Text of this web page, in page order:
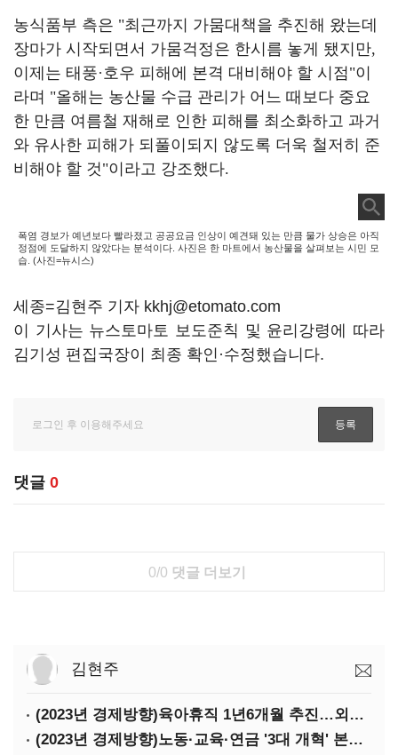
농식품부 측은 "최근까지 가뭄대책을 추진해 왔는데
장마가 시작되면서 가뭄걱정은 한시름 놓게 됐지만,
이제는 태풍·호우 피해에 본격 대비해야 할 시점"이
라며 "올해는 농산물 수급 관리가 어느 때보다 중요
한 만큼 여름철 재해로 인한 피해를 최소화하고 과거
와 유사한 피해가 되풀이되지 않도록 더욱 철저히 준
비해야 할 것"이라고 강조했다.
폭염 경보가 예년보다 빨라졌고 공공요금 인상이 예견돼 있는 만큼 물가 상승은 아직
정점에 도달하지 않았다는 분석이다. 사진은 한 마트에서 농산물을 살펴보는 시민 모
습. (사진=뉴시스)
세종=김현주 기자 kkhj@etomato.com
이 기사는 뉴스토마토 보도준칙 및 윤리강령에 따라
김기성 편집국장이 최종 확인·수정했습니다.
댓글 0
0/0 댓글 더보기
김현주
(2023년 경제방향)육아휴직 1년6개월 추진…외국인력 비자 쿼터 11만명 확대
(2023년 경제방향)노동·교육·연금 '3대 개혁' 본격화…상반기엔 근로시간 개편